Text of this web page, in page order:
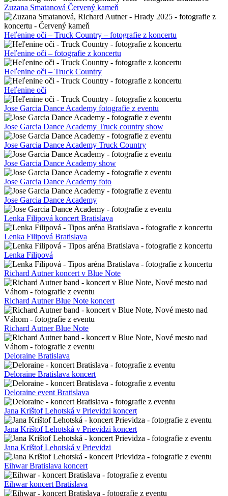
Zuzana Smatanová Červený kameň
Heľenine oči – Truck Country – fotografie z koncertu
Heľenine oči – fotografie z koncertu
Heľenine oči – Truck Country
Heľenine oči
Jose Garcia Dance Academy fotografie z eventu
Jose Garcia Dance Academy Truck country show
Jose Garcia Dance Academy Truck Country
Jose Garcia Dance Academy show
Jose Garcia Dance Academy foto
Jose Garcia Dance Academy
Lenka Filipová koncert Bratislava
Lenka Filipová Bratislava
Lenka Filipová
Richard Autner koncert v Blue Note
Richard Autner Blue Note koncert
Richard Autner Blue Note
Deloraine Bratislava
Deloraine Bratislava koncert
Deloraine event Bratislava
Jana Krištof Lehotská v Prievidzi koncert
Jana Krištof Lehotská v Prievidzi koncert
Jana Krištof Lehotská v Prievidzi
Eihwar Bratislava koncert
Eihwar koncert Bratislava